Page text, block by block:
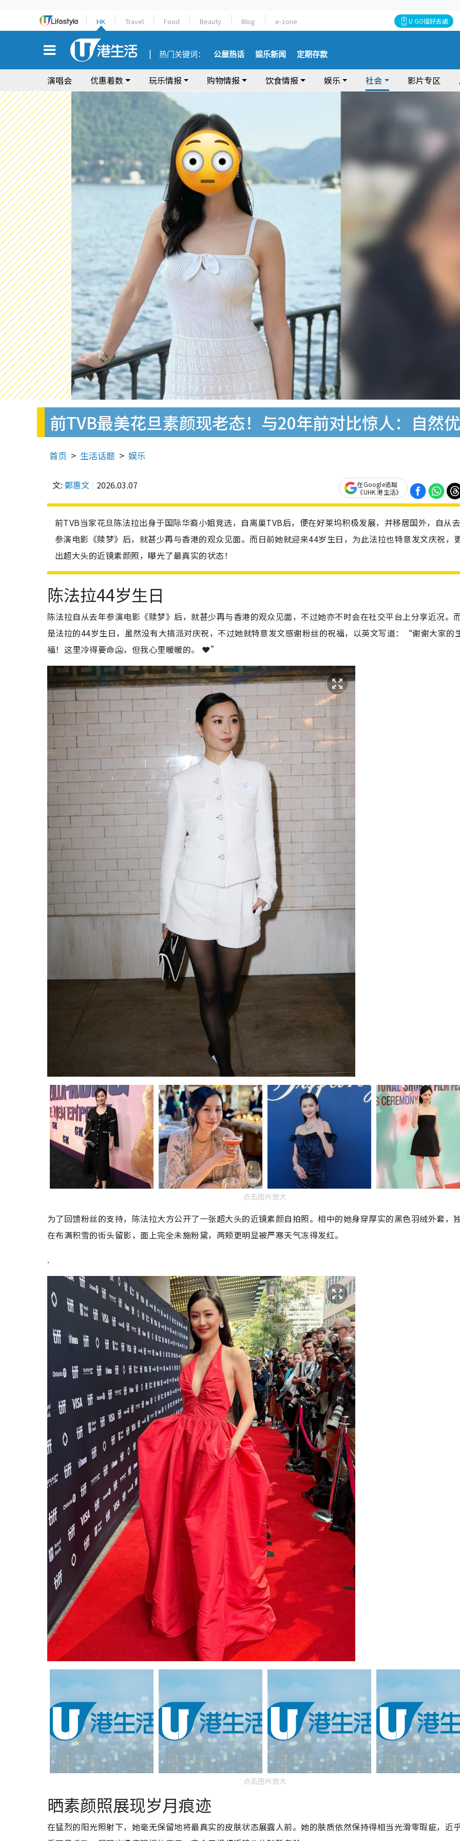
HK Travel Food Beauty Blog e-zone U GO搵好去處
热门关键词： 公屋热话 娱乐新闻 定期存款
演唱会 优惠着数 玩乐情报 购物情报 饮食情报 娱乐 社会 影片专区
前TVB最美花旦素颜现老态！与20年前对比惊人：自然
首页 生活话题 娱乐
文: 鄭惠文 2026.03.07
在Google追蹤
《UHK 港生活》
前TVB当家花旦陈法拉出身于国际华裔小姐竞选，自离巢TVB后，便在好莱坞积极发展，并移居国外，自从
参演电影《赎梦》后，就甚少再与香港的观众见面。而日前她就迎来44岁生日，为此法拉也特意发文庆祝，
出超大头的近镜素颜照，曝光了最真实的状态！
陈法拉44岁生日
陈法拉自从去年参演电影《赎梦》后，就甚少再与香港的观众见面，不过她亦不时会在社交平台上分享近况。
是法拉的44岁生日，虽然没有大搞派对庆祝，不过她就特意发文感谢粉丝的祝福，以英文写道：“谢谢大家的
福！这里冷得要命🥶，但我心里暖暖的。 ❤️”
点击图片放大
为了回馈粉丝的支持，陈法拉大方公开了一张超大头的近镜素颜自拍照。相中的她身穿厚实的黑色羽绒外套，
在布满积雪的街头留影，面上完全未施粉黛，两颊更明显被严寒天气冻得发红。
.
点击图片放大
晒素颜照展现岁月痕迹
在猛烈的阳光照射下，她毫无保留地将最真实的皮肤状态展露人前。她的肤质依然保持得相当光滑零瑕疵，近